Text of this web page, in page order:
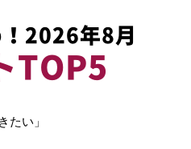
2026年8月
TOP5
い」